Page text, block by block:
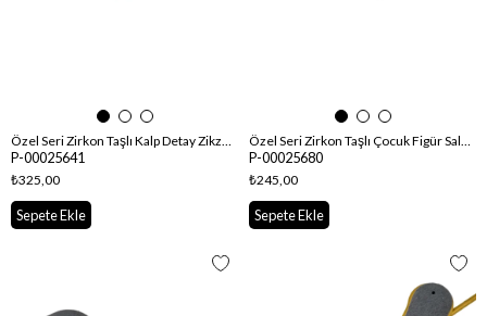
Özel Seri Zirkon Taşlı Kalp Detay Zikzak Plaka Tasarım Küpe
P-00025641
₺325,00
Sepete Ekle
Özel Seri Zirkon Taşlı Çocuk Figür Sallantılı Küpe
P-00025680
₺245,00
Sepete Ekle